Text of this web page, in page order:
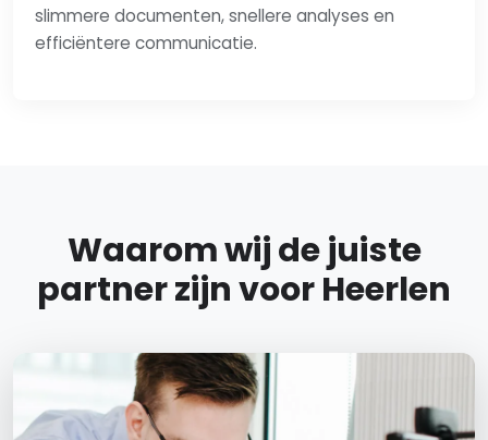
slimmere documenten, snellere analyses en
efficiëntere communicatie.
Waarom wij de juiste
partner zijn voor Heerlen